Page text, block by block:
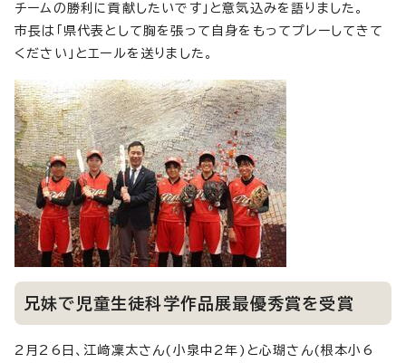
チームの勝利に貢献したいです」と意気込みを語りました。
市長は「県代表として胸を張って自身をもってプレーしてきて
ください」とエールを送りました。
兄妹で児童生徒科学作品展最優秀賞を受賞
2月26日、江﨑凜太さん(小泉中2年)と心瑚さん(根本小6